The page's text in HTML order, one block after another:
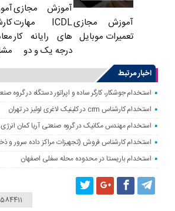
آموزش مجازی
تعمیرات موبایل
آموزش مجازی
ICDL مهارت
های رایانه کار
درجه یک و دو
اخبار مرتبط
استخدام جوشکار، کارگر ساده و اپراتور دستگاه در گروه
استخدام کارشناس crm در کلینیک لاغری لوئیز در تهران
استخدام مهندس مکانیک در گروه صنعتی آریا کمان انرژی
استخدام کارشناس فروش (تجهیزات مراکز داده سرور و
استخدام باریستا در محدوده محله سفلی اصفهان